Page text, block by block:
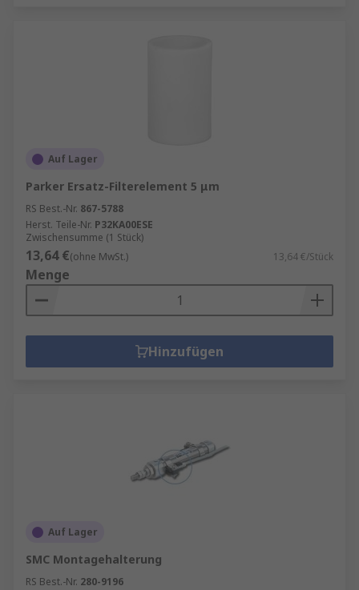
Auf Lager
Parker Ersatz-Filterelement 5 μm
RS Best.-Nr. 867-5788
Herst. Teile-Nr. P32KA00ESE
Zwischensumme (1 Stück)
13,64 €(ohne MwSt.) 13,64 €/Stück
Menge
Hinzufügen
Auf Lager
SMC Montagehalterung
RS Best.-Nr. 280-9196